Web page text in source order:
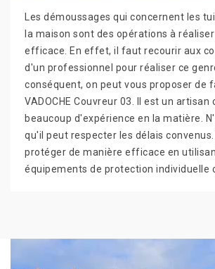
Les démoussages qui concernent les
la maison sont des opérations à
efficace. En effet, il faut recourir aux
d'un professionnel pour réaliser ce
conséquent, on peut vous proposer de
VADOCHE Couvreur 03. Il est un artisan
beaucoup d'expérience en la matière.
qu'il peut respecter les délais
protéger de manière efficace en
équipements de protection individuelle